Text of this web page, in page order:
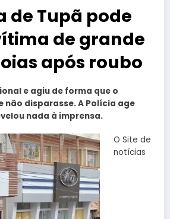
de Tupã pode
de grande
após roubo
e agiu de forma que o
não disparasse. A Polícia age
nada à imprensa.
O Site de
notícias